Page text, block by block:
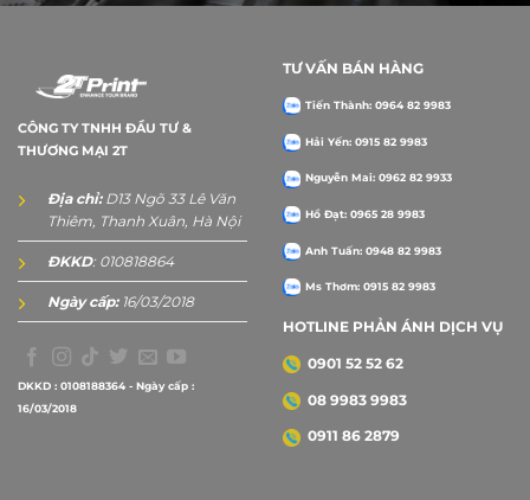
CÔNG TY TNHH ĐẦU TƯ &
THƯƠNG MẠI 2T
Địa chỉ:D13 Ngõ 33 Lê Văn
Thiêm, Thanh Xuân, Hà Nội
ĐKKD: 010818864
Ngày cấp:16/03/2018
DKKD : 0108188364 - Ngày cấp :
16/03/2018
TƯ VẤN BÁN HÀNG
Tiến Thành: 0964 82 9983
Hải Yến: 0915 82 9983
Nguyễn Mai: 0962 82 9933
Hồ Đạt: 0965 28 9983
Anh Tuấn: 0948 82 9983
Ms Thơm: 0915 82 9983
HOTLINE PHẢN ÁNH DỊCH VỤ
0901 52 52 62
08 9983 9983
0911 86 2879